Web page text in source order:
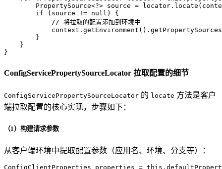
PropertySource<?> source =
if (source != null ) {
// 将拉取的配置添加到环境中
        }
    }
}
ConfigServicePropertySourceLocator 拉取配置的细节
ConfigServicePropertySourceLocator 的 locate 方法是客户
端拉取配置的核心实现，步骤如下：
（1）构建请求参数
从客户端环境中提取配置参数（应用名、环境、分支等）：
ConfigClientProperties properties = this